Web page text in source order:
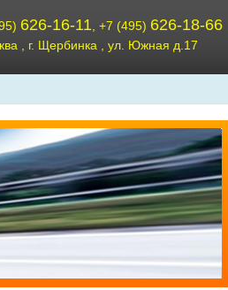
626-16-11 , +7 (495) 626-18-66
, г. Щербинка , ул. Южная д.17